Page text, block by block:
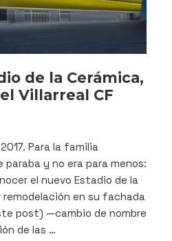
de la Cerámica,
Villarreal CF
Para la familia
paraba y no era para menos:
el nuevo Estadio de la
remodelación en su fachada
post) —cambio de nombre
de las …